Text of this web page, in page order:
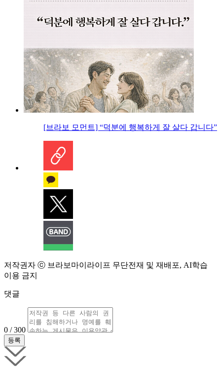
[브라보 모먼트] “덕분에 행복하게 잘 살다 갑니다”
저작권자 ⓒ 브라보마이라이프 무단전재 및 재배포, AI학습
이용 금지
댓글
0 / 300